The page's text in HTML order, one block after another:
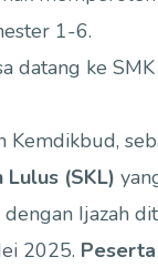
1-6.
datang ke
(SKL)
Ijazah
2025.